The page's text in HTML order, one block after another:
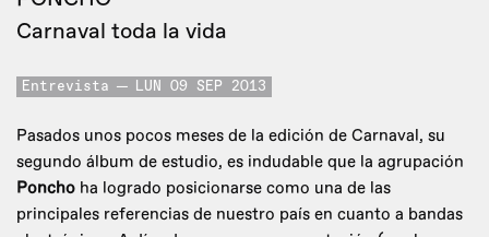
Carnaval toda la vida
Entrevista LUN 09 SEP 2013
Pasados unos pocos meses de la edición de Carnaval, su
segundo álbum de estudio, es indudable que la agrupación
Poncho ha logrado posicionarse como una de las
principales referencias de nuestro país en cuanto a bandas